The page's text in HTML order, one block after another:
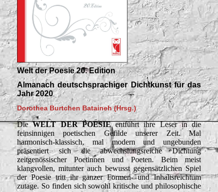
Welt der Poesie 20. Edition
Almanach deutschsprachiger Dichtkunst für das
Jahr 2020
Dorothea Burtchen Bataineh (Hrsg.)
DieWELT DER POESIEentführt ihre Leser in die
feinsinnigen poetischen Gefilde unserer Zeit. Mal
harmonisch-klassisch, mal modern und ungebunden
präsentiert sich die abwechslungsreiche Dichtung
zeitgenössischer Poetinnen und Poeten. Beim meist
klangvollen, mitunter auch bewusst gegensätzlichen Spiel
der Poesie tritt ihr ganzer Formen- und Inhaltsreichtum
zutage. So finden sich sowohl kritische und philosophische